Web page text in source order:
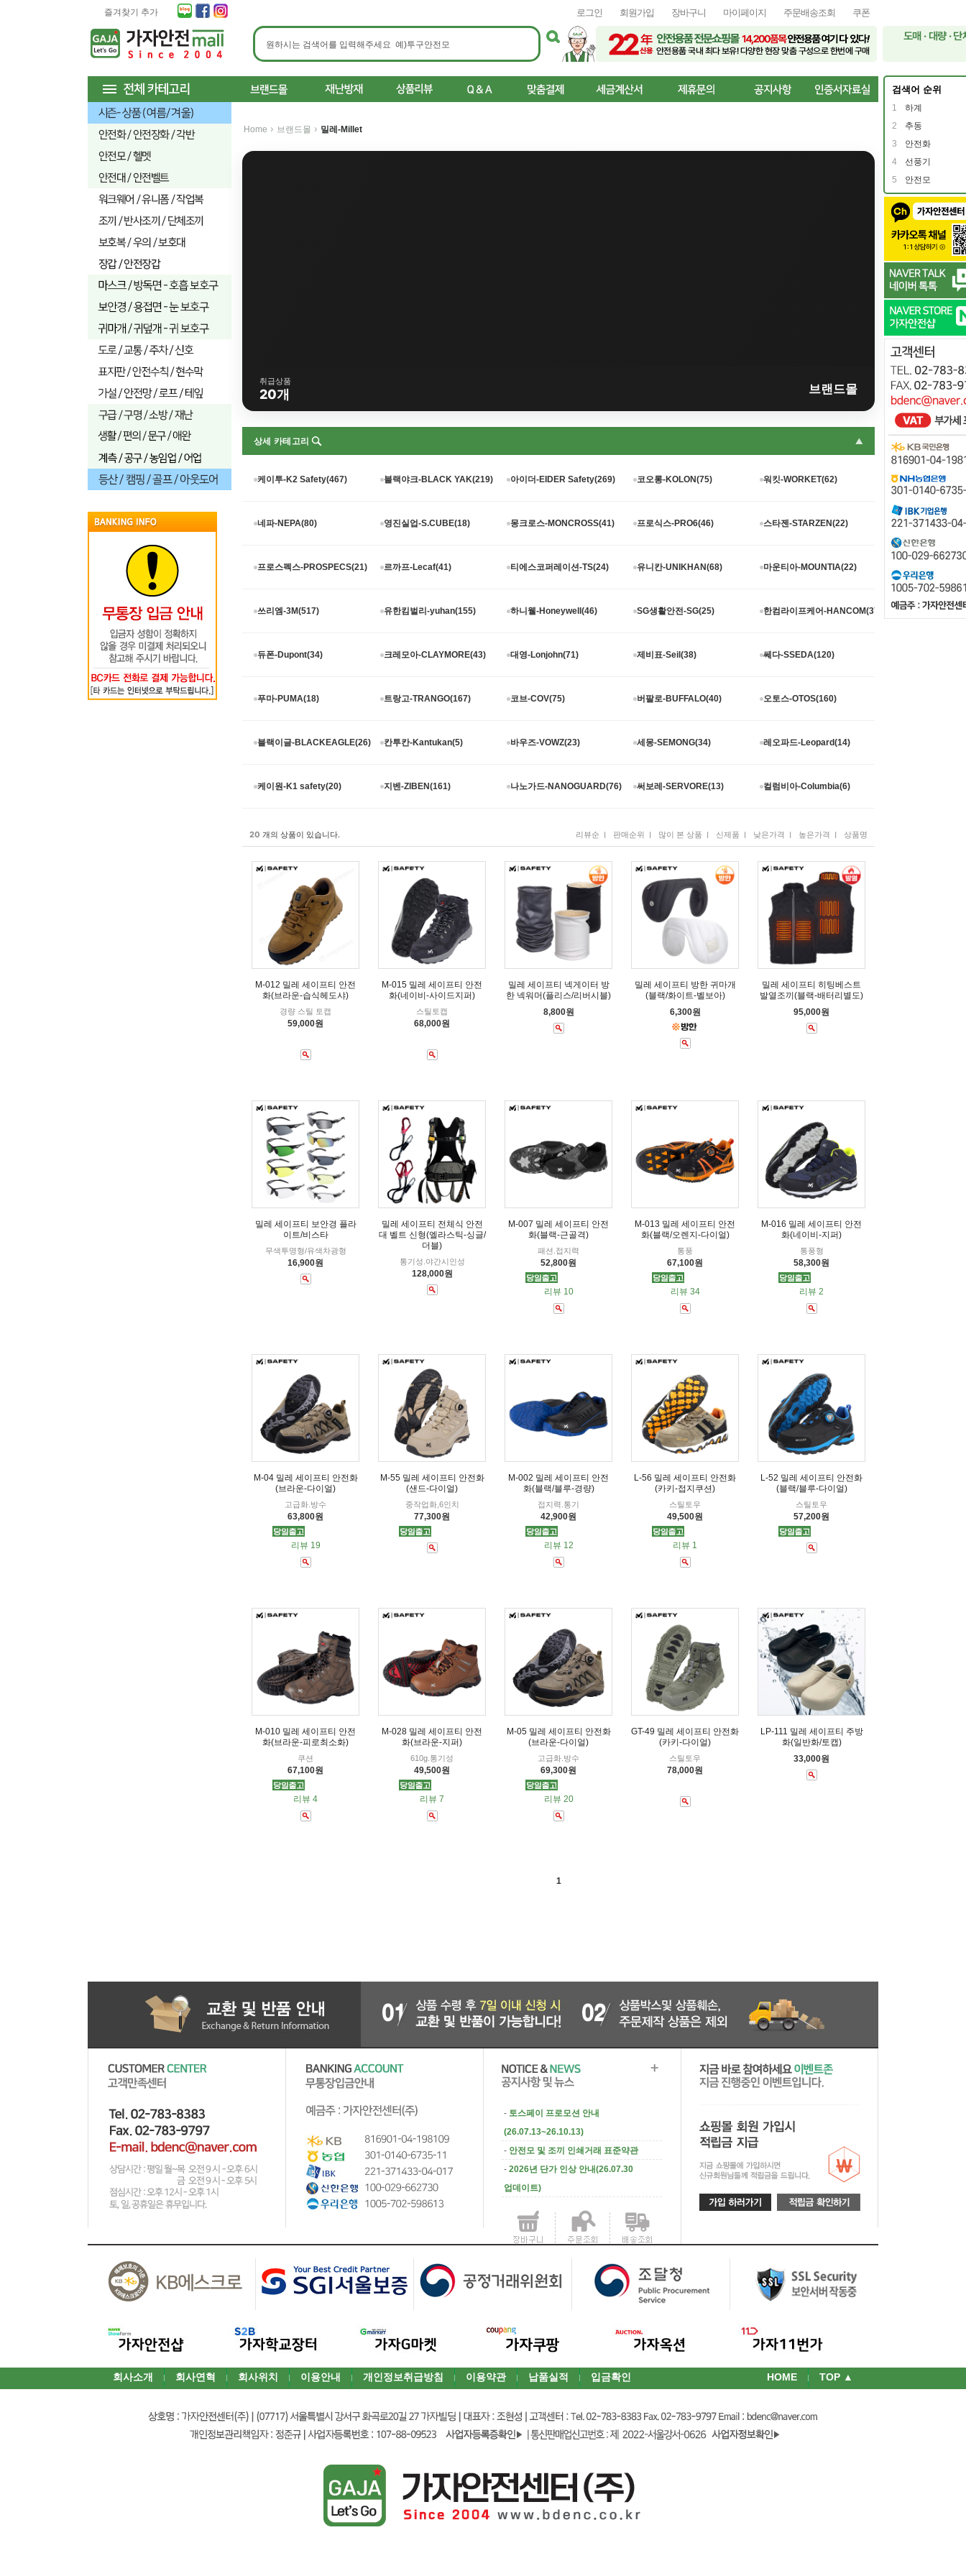
검색어 순위
1
하계
2
추동
3
안전화
4
선풍기
5
안전모
즐겨찾기 추가 로그인 회원가입 장바구니 마이페이지 주문배송조회 쿠폰
Home › 브랜드몰 › 밀레-Millet
취급상품
20개 브랜드몰
상세 카테고리 ▼
케이투-K2 Safety(467) 블랙야크-BLACK YAK(219) 아이더-EIDER Safety(269) 코오롱-KOLON(75) 워킷-WORKET(62)
네파-NEPA(80) 영진실업-S.CUBE(18) 몽크로스-MONCROSS(41) 프로식스-PRO6(46) 스타젠-STARZEN(22)
프로스펙스-PROSPECS(21) 르까프-Lecaf(41) 티에스코퍼레이션-TS(24) 유니칸-UNIKHAN(68) 마운티아-MOUNTIA(22)
쓰리엠-3M(517) 유한킴벌리-yuhan(155) 하니웰-Honeywell(46) SG생활안전-SG(25) 한컴라이프케어-HANCOM(37)
듀폰-Dupont(34) 크레모아-CLAYMORE(43) 대영-Lonjohn(71) 제비표-Seil(38) 쎄다-SSEDA(120)
푸마-PUMA(18) 트랑고-TRANGO(167) 코브-COV(75) 버팔로-BUFFALO(40) 오토스-OTOS(160)
블랙이글-BLACKEAGLE(26) 칸투칸-Kantukan(5) 바우즈-VOWZ(23) 세몽-SEMONG(34) 레오파드-Leopard(14)
케이원-K1 safety(20) 지벤-ZIBEN(161) 나노가드-NANOGUARD(76) 써보레-SERVORE(13) 컬럼비아-Columbia(6)
20 개의 상품이 있습니다. 리뷰순 I 판매순위 I 많이 본 상품 I 신제품 I 낮은가격 I 높은가격 I 상품명
M-012 밀레 세이프티 안전
화(브라운-습식헤도샤)
경량 스틸 토캡
59,000원
M-015 밀레 세이프티 안전
화(네이비-사이드지퍼)
스틸토캡
68,000원
밀레 세이프티 넥게이터 방
한 넥워머(플리스/리버시블)
8,800원
밀레 세이프티 방한 귀마개
(블랙/화이트-벨보아)
6,300원
밀레 세이프티 히팅베스트
발열조끼(블랙-배터리별도)
95,000원
밀레 세이프티 보안경 플라
이트/비스타
무색투명형/유색차광형
16,900원
밀레 세이프티 전체식 안전
대 벨트 신형(엘라스틱-싱글/
더블)
통기성.야간시인성
128,000원
M-007 밀레 세이프티 안전
화(블랙-근골격)
패션.접지력
52,800원
리뷰 10
M-013 밀레 세이프티 안전
화(블랙/오렌지-다이얼)
통풍
67,100원
리뷰 34
M-016 밀레 세이프티 안전
화(네이비-지퍼)
통풍형
58,300원
리뷰 2
M-04 밀레 세이프티 안전화
(브라운-다이얼)
고급화.방수
63,800원
리뷰 19
M-55 밀레 세이프티 안전화
(샌드-다이얼)
중작업화,6인치
77,300원
M-002 밀레 세이프티 안전
화(블랙/블루-경량)
접지력.통기
42,900원
리뷰 12
L-56 밀레 세이프티 안전화
(카키-접지쿠션)
스틸토우
49,500원
리뷰 1
L-52 밀레 세이프티 안전화
(블랙/블루-다이얼)
스틸토우
57,200원
M-010 밀레 세이프티 안전
화(브라운-피로최소화)
쿠션
67,100원
리뷰 4
M-028 밀레 세이프티 안전
화(브라운-지퍼)
610g.통기성
49,500원
리뷰 7
M-05 밀레 세이프티 안전화
(브라운-다이얼)
고급화.방수
69,300원
리뷰 20
GT-49 밀레 세이프티 안전화
(카키-다이얼)
스틸토우
78,000원
LP-111 밀레 세이프티 주방
화(일반화/토캡)
33,000원
1
- 토스페이 프로모션 안내
(26.07.13~26.10.13)
- 안전모 및 조끼 인쇄거래 표준약관
- 2026년 단가 인상 안내(26.07.30
업데이트)
회사소개 회사연혁 회사위치 이용안내 개인정보취급방침 이용약관 납품실적 입금확인 HOME TOP ▲